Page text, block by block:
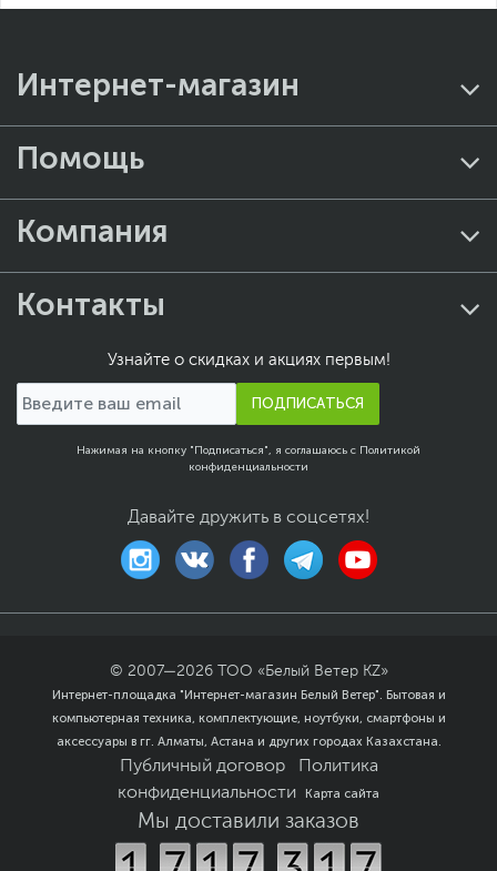
Интернет-магазин
Помощь
Компания
Контакты
Узнайте о скидках и акциях первым!
ПОДПИСАТЬСЯ
Нажимая на кнопку "Подписаться", я соглашаюсь с Политикой
конфиденциальности
Давайте дружить в соцсетях!
© 2007—2026 ТОО «Белый Ветер KZ»
Интернет-площадка "Интернет-магазин Белый Ветер". Бытовая и
компьютерная техника, комплектующие, ноутбуки, смартфоны и
аксессуары в гг. Алматы, Астана и других городах Казахстана.
Публичный договор
Политика
конфиденциальности
Карта сайта
Мы доставили заказов